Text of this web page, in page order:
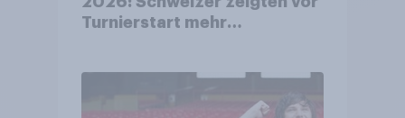
Turnierstart mehr